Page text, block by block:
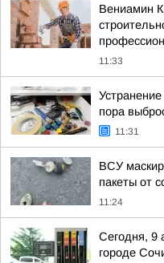
Вениамин
11:33
пора
11:31
ВСУ
пакеты от
11:24
Сегодня, 9
городе